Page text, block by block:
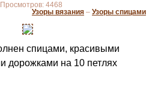
4468
Узоры вязания – Узоры спицами
спицами, красивыми
дорожками на 10 петлях